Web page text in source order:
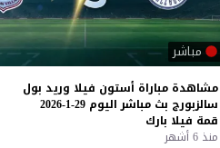
مباشر
مشاهدة مباراة أستون فيلا وريد بول
سالزبورج بث مباشر اليوم 29-1-2026
قمة فيلا بارك
منذ 6 أشهر